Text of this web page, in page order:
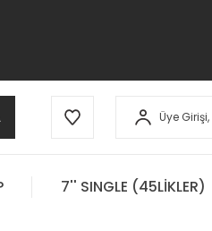
Üye Girişi,
7'' SINGLE (45LİKLER)